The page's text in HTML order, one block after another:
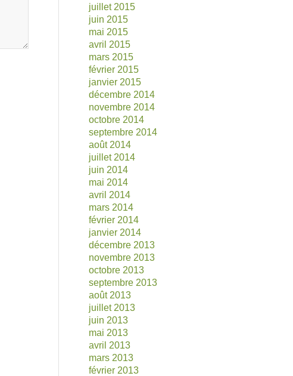
juillet 2015
juin 2015
mai 2015
avril 2015
mars 2015
février 2015
janvier 2015
décembre 2014
novembre 2014
octobre 2014
septembre 2014
août 2014
juillet 2014
juin 2014
mai 2014
avril 2014
mars 2014
février 2014
janvier 2014
décembre 2013
novembre 2013
octobre 2013
septembre 2013
août 2013
juillet 2013
juin 2013
mai 2013
avril 2013
mars 2013
février 2013